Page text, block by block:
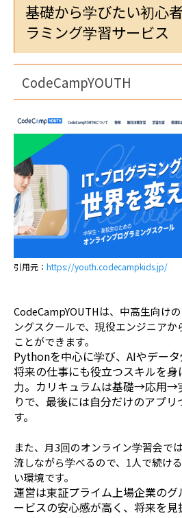
基礎から学びたい初心
ラミング学習サービス
CodeCampYOUTH
引用元： https://youth.codecampkids.jp/
CodeCampYOUTHは、中高生向け
ングスクールで、現役エンジニア
ことができます。
Pythonを中心に学び、AIやデー
将来の仕事にも役立つスキルを
力。カリキュラムは基礎→応用→
りで、最後には自分だけのアプ
す。
また、月3回のオンライン学習会で
流しながら学べるので、1人で続け
い環境です。
運営は東証プライム上場企業の
ービスの安心感が高く、将来を